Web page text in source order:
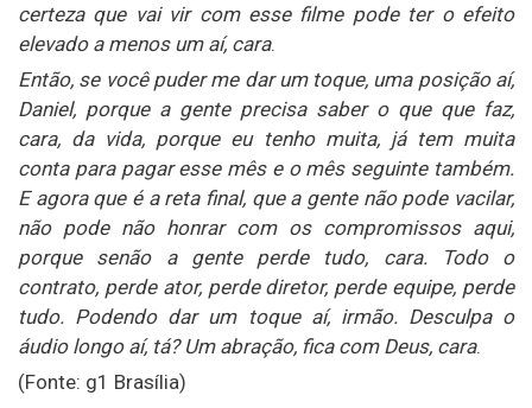
certeza que vai vir com esse filme pode ter o efeito
elevado a menos um aí, cara.
Então, se você puder me dar um toque, uma posição aí,
Daniel, porque a gente precisa saber o que que faz,
cara, da vida, porque eu tenho muita, já tem muita
conta para pagar esse mês e o mês seguinte também.
E agora que é a reta final, que a gente não pode vacilar,
não pode não honrar com os compromissos aqui,
porque senão a gente perde tudo, cara. Todo o
contrato, perde ator, perde diretor, perde equipe, perde
tudo. Podendo dar um toque aí, irmão. Desculpa o
áudio longo aí, tá? Um abração, fica com Deus, cara.
(Fonte: g1 Brasília)